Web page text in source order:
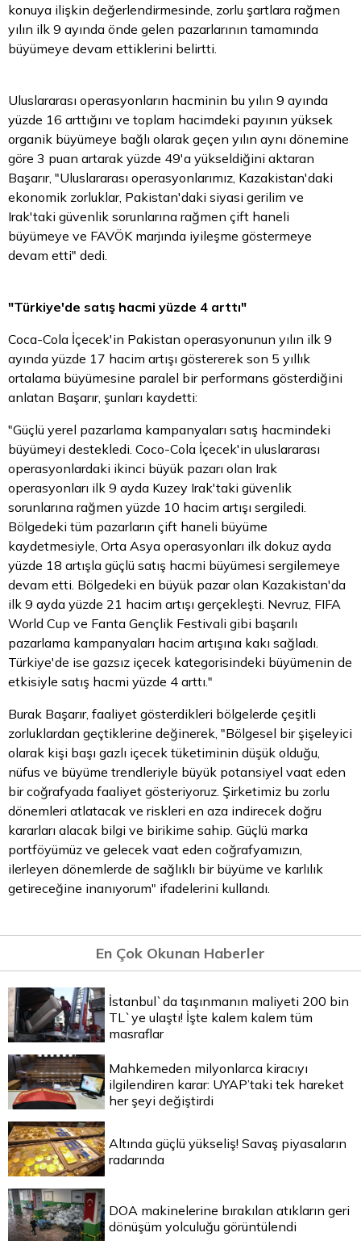
konuya ilişkin değerlendirmesinde, zorlu şartlara rağmen
yılın ilk 9 ayında önde gelen pazarlarının tamamında
büyümeye devam ettiklerini belirtti.
Uluslararası operasyonların hacminin bu yılın 9 ayında
yüzde 16 arttığını ve toplam hacimdeki payının yüksek
organik büyümeye bağlı olarak geçen yılın aynı dönemine
göre 3 puan artarak yüzde 49'a yükseldiğini aktaran
Başarır, "Uluslararası operasyonlarımız, Kazakistan'daki
ekonomik zorluklar, Pakistan'daki siyasi gerilim ve
Irak'taki güvenlik sorunlarına rağmen çift haneli
büyümeye ve FAVÖK marjında iyileşme göstermeye
devam etti" dedi.
"Türkiye'de satış hacmi yüzde 4 arttı"
Coca-Cola İçecek'in Pakistan operasyonunun yılın ilk 9
ayında yüzde 17 hacim artışı göstererek son 5 yıllık
ortalama büyümesine paralel bir performans gösterdiğini
anlatan Başarır, şunları kaydetti:
"Güçlü yerel pazarlama kampanyaları satış hacmindeki
büyümeyi destekledi. Coco-Cola İçecek'in uluslararası
operasyonlardaki ikinci büyük pazarı olan Irak
operasyonları ilk 9 ayda Kuzey Irak'taki güvenlik
sorunlarına rağmen yüzde 10 hacim artışı sergiledi.
Bölgedeki tüm pazarların çift haneli büyüme
kaydetmesiyle, Orta Asya operasyonları ilk dokuz ayda
yüzde 18 artışla güçlü satış hacmi büyümesi sergilemeye
devam etti. Bölgedeki en büyük pazar olan Kazakistan'da
ilk 9 ayda yüzde 21 hacim artışı gerçekleşti. Nevruz, FIFA
World Cup ve Fanta Gençlik Festivali gibi başarılı
pazarlama kampanyaları hacim artışına kakı sağladı.
Türkiye'de ise gazsız içecek kategorisindeki büyümenin de
etkisiyle satış hacmi yüzde 4 arttı."
Burak Başarır, faaliyet gösterdikleri bölgelerde çeşitli
zorluklardan geçtiklerine değinerek, "Bölgesel bir şişeleyici
olarak kişi başı gazlı içecek tüketiminin düşük olduğu,
nüfus ve büyüme trendleriyle büyük potansiyel vaat eden
bir coğrafyada faaliyet gösteriyoruz. Şirketimiz bu zorlu
dönemleri atlatacak ve riskleri en aza indirecek doğru
kararları alacak bilgi ve birikime sahip. Güçlü marka
portföyümüz ve gelecek vaat eden coğrafyamızın,
ilerleyen dönemlerde de sağlıklı bir büyüme ve karlılık
getireceğine inanıyorum" ifadelerini kullandı.
En Çok Okunan Haberler
İstanbul`da taşınmanın maliyeti 200 bin
TL`ye ulaştı! İşte kalem kalem tüm
masraflar
Mahkemeden milyonlarca kiracıyı
ilgilendiren karar: UYAP’taki tek hareket
her şeyi değiştirdi
Altında güçlü yükseliş! Savaş piyasaların
radarında
DOA makinelerine bırakılan atıkların geri
dönüşüm yolculuğu görüntülendi